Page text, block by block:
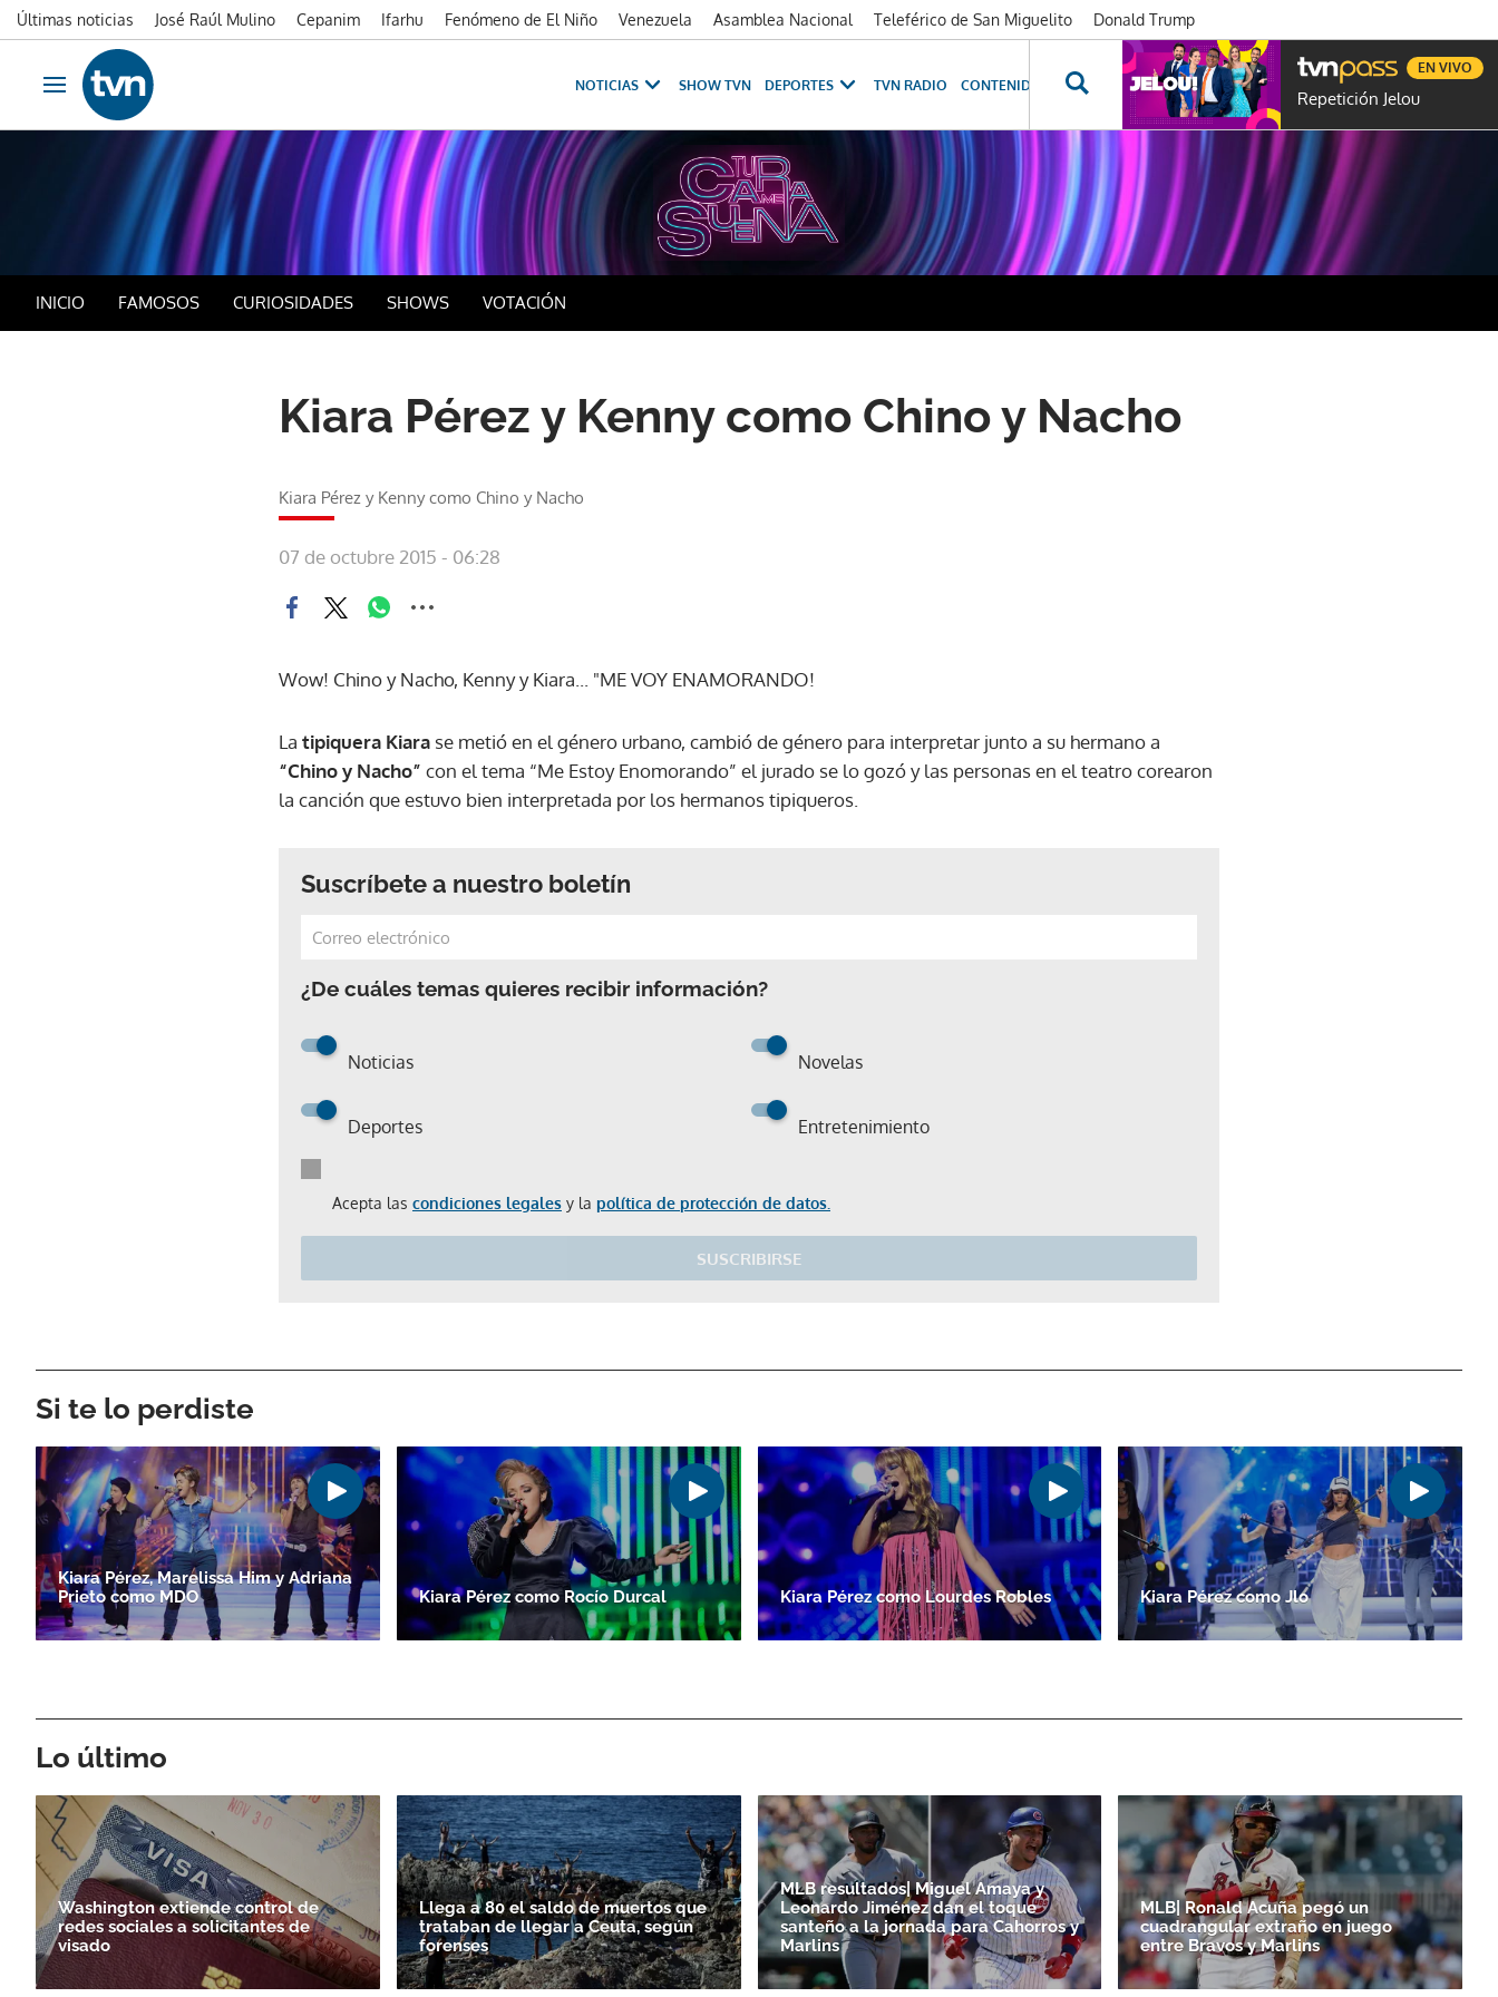
Últimas noticias José Raúl Mulino Cepanim Ifarhu Fenómeno de El Niño Venezuela Asamblea Nacional Teleférico de San Miguelito
Donald Trump
Ir al contenido
Obrir navegació
NOTICIAS SHOW TVN DEPORTES TVN RADIO CONTENIDOS ESPECIALES NOVELAS PROGRAMAS GENTE TVN
Repetición Jelou
EN VIVO
INICIO FAMOSOS CURIOSIDADES SHOWS VOTACIÓN
Kiara Pérez y Kenny como Chino y Nacho
Kiara Pérez y Kenny como Chino y Nacho
07 de octubre 2015 - 06:28
Wow! Chino y Nacho, Kenny y Kiara... "ME VOY ENAMORANDO!
La tipiquera Kiara se metió en el género urbano, cambió de género para interpretar junto a su hermano a
“Chino y Nacho” con el tema “Me Estoy Enomorando” el jurado se lo gozó y las personas en el teatro corearon
la canción que estuvo bien interpretada por los hermanos tipiqueros.
Suscríbete a nuestro boletín
¿De cuáles temas quieres recibir información?
Noticias Novelas
Deportes Entretenimiento
Acepta las condiciones legales y la política de protección de datos.
SUSCRIBIRSE
Gracias por suscribirte a nuestro boletín.
Si te lo perdiste
Kiara Pérez, Marelissa Him y Adriana
Prieto como MDO
Kiara Pérez como Rocío Durcal Kiara Pérez como Lourdes Robles Kiara Pérez como Jlo
Lo último
Washington extiende control de
redes sociales a solicitantes de
visado
Llega a 80 el saldo de muertos que
trataban de llegar a Ceuta, según
forenses
MLB resultados| Miguel Amaya y
Leonardo Jiménez dan el toque
santeño a la jornada para Cahorros y
Marlins
MLB| Ronald Acuña pegó un
cuadrangular extraño en juego
entre Bravos y Marlins